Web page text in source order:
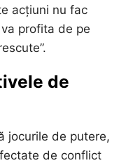
acțiuni nu fac
profita de pe
de
jocurile de putere,
de conflict